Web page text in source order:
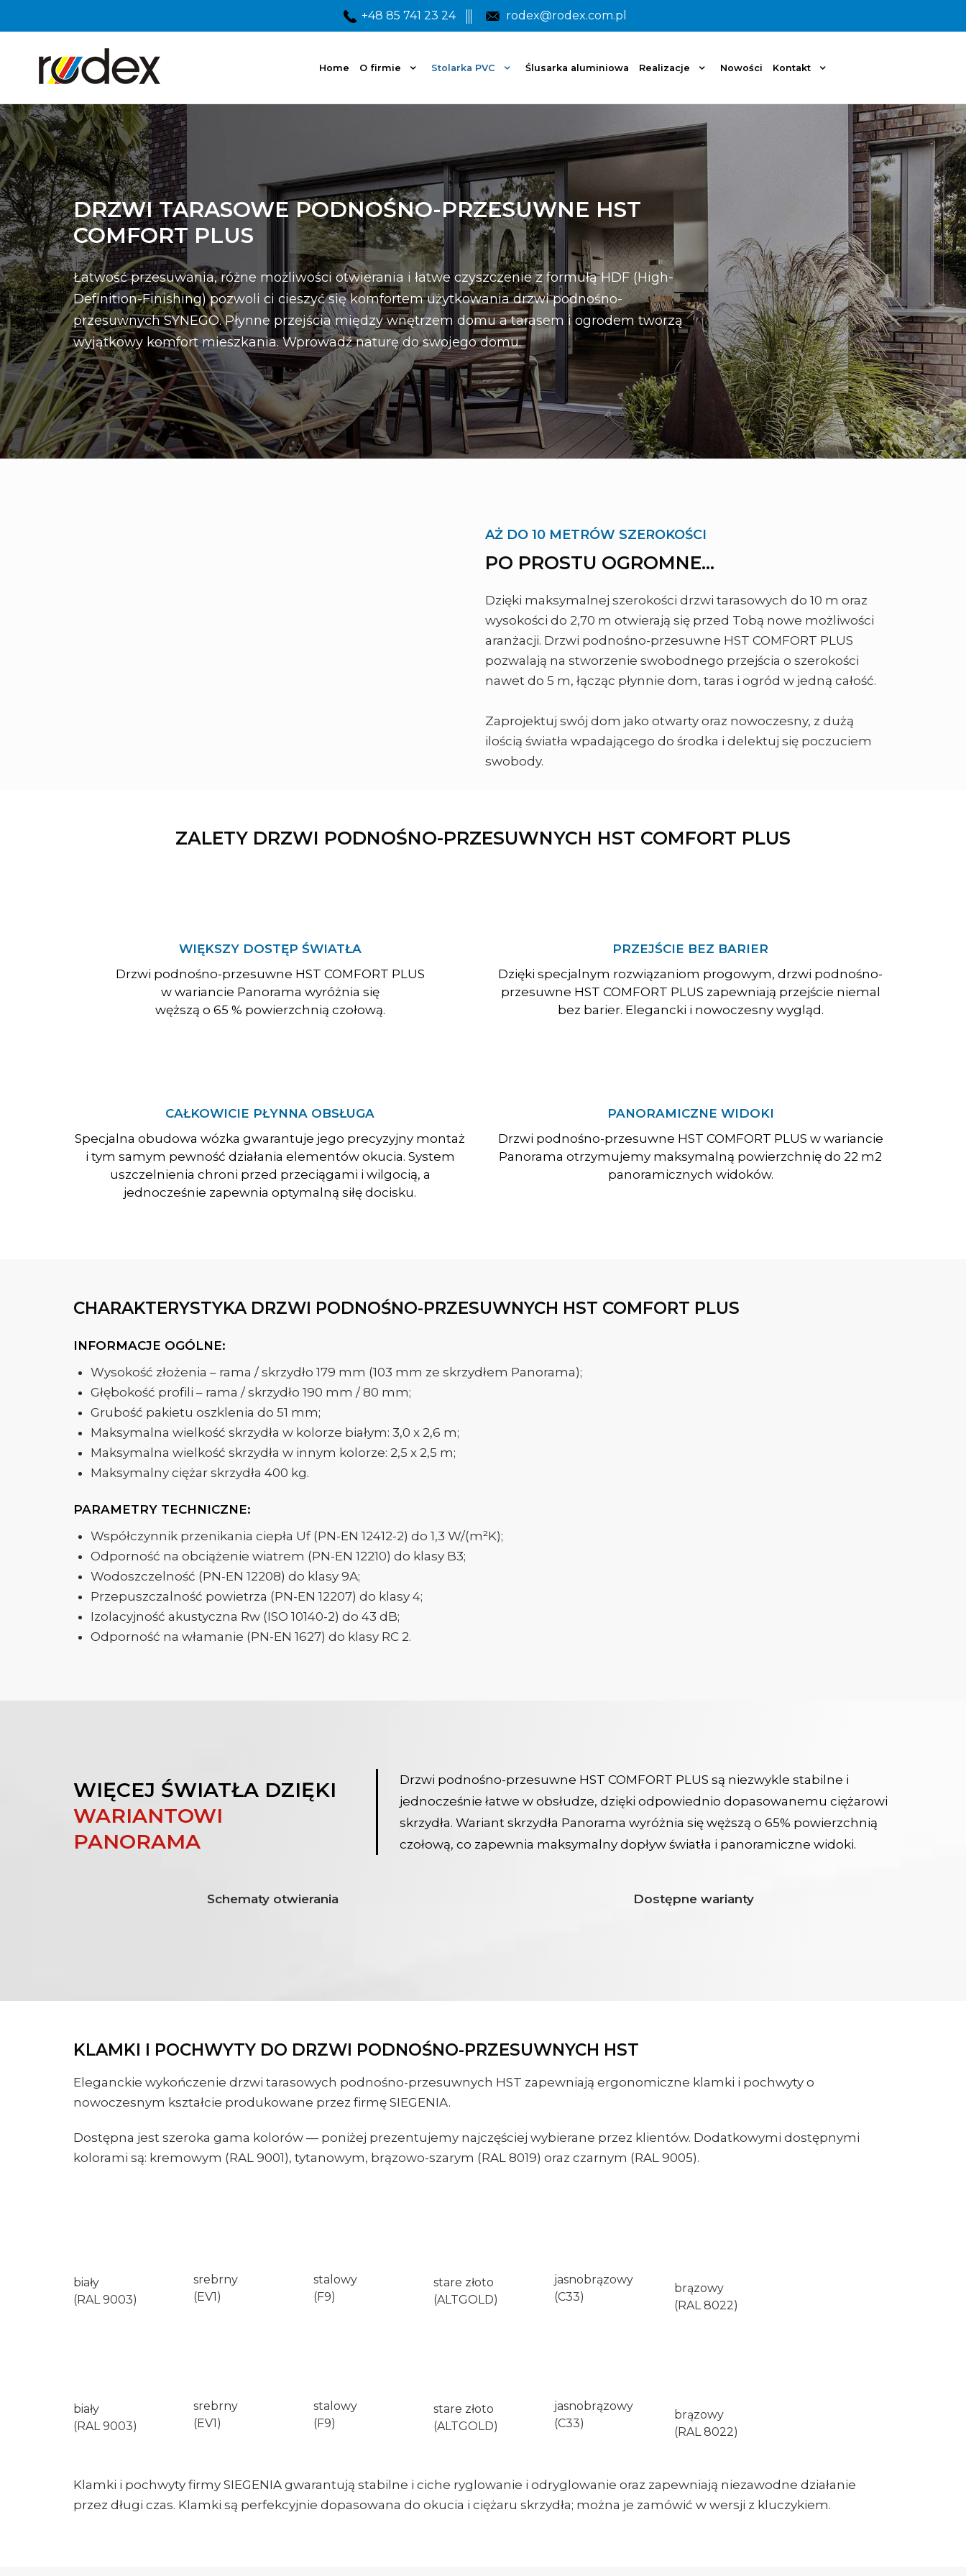
+48 85 741 23 24 rodex@rodex.com.pl
Home O firmie Stolarka PVC Ślusarka aluminiowa Realizacje Nowości Kontakt
DRZWI TARASOWE PODNOŚNO-PRZESUWNE HST
COMFORT PLUS
Łatwość przesuwania, różne możliwości otwierania i łatwe czyszczenie z formułą HDF (High-
Definition-Finishing) pozwoli ci cieszyć się komfortem użytkowania drzwi podnośno-
przesuwnych SYNEGO. Płynne przejścia między wnętrzem domu a tarasem i ogrodem tworzą
wyjątkowy komfort mieszkania. Wprowadź naturę do swojego domu.
AŻ DO 10 METRÓW SZEROKOŚCI
PO PROSTU OGROMNE...
Dzięki maksymalnej szerokości drzwi tarasowych do 10 m oraz
wysokości do 2,70 m otwierają się przed Tobą nowe możliwości
aranżacji. Drzwi podnośno-przesuwne HST COMFORT PLUS
pozwalają na stworzenie swobodnego przejścia o szerokości
nawet do 5 m, łącząc płynnie dom, taras i ogród w jedną całość.
Zaprojektuj swój dom jako otwarty oraz nowoczesny, z dużą
ilością światła wpadającego do środka i delektuj się poczuciem
swobody.
ZALETY DRZWI PODNOŚNO-PRZESUWNYCH HST COMFORT PLUS
WIĘKSZY DOSTĘP ŚWIATŁA
Drzwi podnośno-przesuwne HST COMFORT PLUS
w wariancie Panorama wyróżnia się
węższą o 65 % powierzchnią czołową.
PRZEJŚCIE BEZ BARIER
Dzięki specjalnym rozwiązaniom progowym, drzwi podnośno-
przesuwne HST COMFORT PLUS zapewniają przejście niemal
bez barier. Elegancki i nowoczesny wygląd.
CAŁKOWICIE PŁYNNA OBSŁUGA
Specjalna obudowa wózka gwarantuje jego precyzyjny montaż
i tym samym pewność działania elementów okucia. System
uszczelnienia chroni przed przeciągami i wilgocią, a
jednocześnie zapewnia optymalną siłę docisku.
PANORAMICZNE WIDOKI
Drzwi podnośno-przesuwne HST COMFORT PLUS w wariancie
Panorama otrzymujemy maksymalną powierzchnię do 22 m2
panoramicznych widoków.
CHARAKTERYSTYKA DRZWI PODNOŚNO-PRZESUWNYCH HST COMFORT PLUS
INFORMACJE OGÓLNE:
Wysokość złożenia – rama / skrzydło 179 mm (103 mm ze skrzydłem Panorama);
Głębokość profili – rama / skrzydło 190 mm / 80 mm;
Grubość pakietu oszklenia do 51 mm;
Maksymalna wielkość skrzydła w kolorze białym: 3,0 x 2,6 m;
Maksymalna wielkość skrzydła w innym kolorze: 2,5 x 2,5 m;
Maksymalny ciężar skrzydła 400 kg.
PARAMETRY TECHNICZNE:
Współczynnik przenikania ciepła Uf (PN-EN 12412-2) do 1,3 W/(m²K);
Odporność na obciążenie wiatrem (PN-EN 12210) do klasy B3;
Wodoszczelność (PN-EN 12208) do klasy 9A;
Przepuszczalność powietrza (PN-EN 12207) do klasy 4;
Izolacyjność akustyczna Rw (ISO 10140-2) do 43 dB;
Odporność na włamanie (PN-EN 1627) do klasy RC 2.
WIĘCEJ ŚWIATŁA DZIĘKI
WARIANTOWI
PANORAMA
Drzwi podnośno-przesuwne HST COMFORT PLUS są niezwykle stabilne i
jednocześnie łatwe w obsłudze, dzięki odpowiednio dopasowanemu ciężarowi
skrzydła. Wariant skrzydła Panorama wyróżnia się węższą o 65% powierzchnią
czołową, co zapewnia maksymalny dopływ światła i panoramiczne widoki.
Schematy otwierania Dostępne warianty
KLAMKI I POCHWYTY DO DRZWI PODNOŚNO-PRZESUWNYCH HST
Eleganckie wykończenie drzwi tarasowych podnośno-przesuwnych HST zapewniają ergonomiczne klamki i pochwyty o
nowoczesnym kształcie produkowane przez firmę SIEGENIA.
Dostępna jest szeroka gama kolorów — poniżej prezentujemy najczęściej wybierane przez klientów. Dodatkowymi dostępnymi
kolorami są: kremowym (RAL 9001), tytanowym, brązowo-szarym (RAL 8019) oraz czarnym (RAL 9005).
biały
(RAL 9003)
srebrny
(EV1)
stalowy
(F9)
stare złoto
(ALTGOLD)
jasnobrązowy
(C33)
brązowy
(RAL 8022)
biały
(RAL 9003)
srebrny
(EV1)
stalowy
(F9)
stare złoto
(ALTGOLD)
jasnobrązowy
(C33)
brązowy
(RAL 8022)
Klamki i pochwyty firmy SIEGENIA gwarantują stabilne i ciche ryglowanie i odryglowanie oraz zapewniają niezawodne działanie
przez długi czas. Klamki są perfekcyjnie dopasowana do okucia i ciężaru skrzydła; można je zamówić w wersji z kluczykiem.